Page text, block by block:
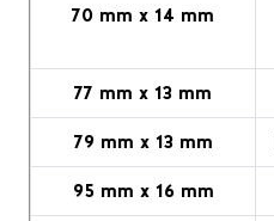
70 mm x 14 mm
77 mm x 13 mm
79 mm x 13 mm
95 mm x 16 mm